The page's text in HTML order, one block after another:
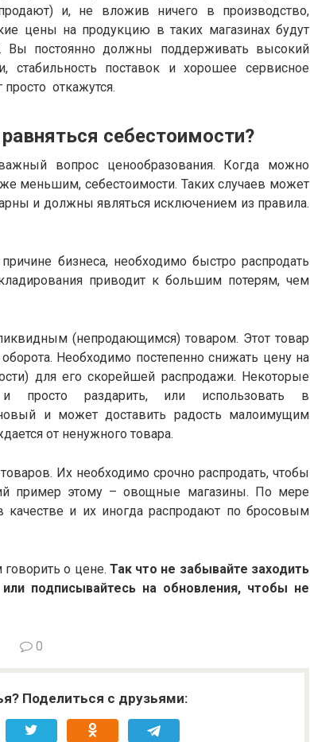
и, не вложив ничего в производство,
цены на продукцию в таких магазинах будут
Вы постоянно должны поддерживать высокий
стабильность поставок и хорошее сервисное
откажутся.
себестоимости?
вопрос ценообразования. Когда можно
меньшим, себестоимости. Таких случаев может
и должны являться исключением из правила.
бизнеса, необходимо быстро распродать
приводит к большим потерям, чем
(непродающимся) товаром. Этот товар
Необходимо постепенно снижать цену на
для его скорейшей распродажи. Некоторые
просто раздарить, или использовать в
и может доставить радость малоимущим
от ненужного товара.
Их необходимо срочно распродать, чтобы
пример этому – овощные магазины. По мере
и их иногда распродают по бросовым
о цене. Так что не забывайте заходить
подписывайтесь на обновления, чтобы не
0
Поделиться с друзьями: